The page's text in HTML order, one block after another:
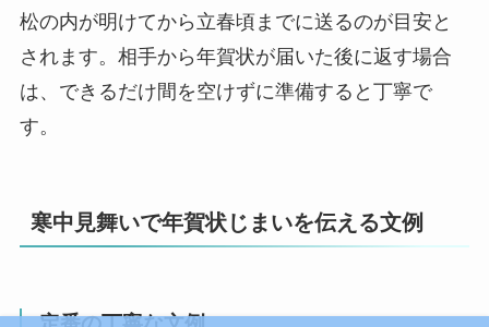
松の内が明けてから立春頃までに送るのが目安と
されます。相手から年賀状が届いた後に返す場合
は、できるだけ間を空けずに準備すると丁寧で
す。
寒中見舞いで年賀状じまいを伝える文例